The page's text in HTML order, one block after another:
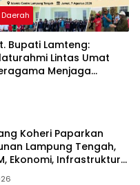
Daerah
Bupati Lamteng:
Lintas Umat
Menjaga
Koheri Paparkan
Lampung Tengah,
Ekonomi, Infrastruktur